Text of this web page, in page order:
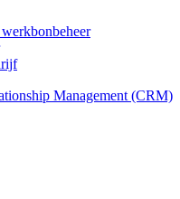
Management (CRM)